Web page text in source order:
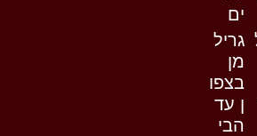
ים
גריל
מן
בצפו
ן עד
הבי